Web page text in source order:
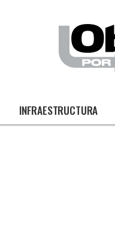
INFRAESTRUCTURA